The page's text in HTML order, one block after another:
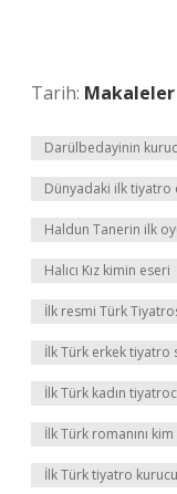
Tarih: Makaleler
Darülbedayinin
Dünyadaki ilk tiyatro
Haldun Tanerin ilk
Halıcı Kız kimin eseri
İlk resmi Türk
İlk Türk erkek tiyatro
İlk Türk kadın
İlk Türk romanını kim
İlk Türk tiyatro